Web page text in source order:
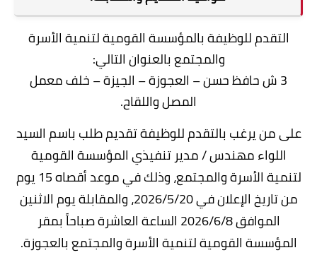
التقدم للوظيفة بالمؤسسة القومية لتنمية الأسرة
والمجتمع بالعنوان التالي:
3 ش حافظ حسن – العجوزة – الجيزة – خلف معمل
المصل واللقاح.
على من يرغب بالتقدم للوظيفة تقديم طلب باسم السيد
اللواء مهندس / مدير تنفيذي المؤسسة القومية
لتنمية الأسرة والمجتمع، وذلك في موعد أقصاه 15 يوم
من تاريخ الإعلان في 2026/5/20، والمقابلة يوم الاثنين
الموافق 2026/6/8 الساعة العاشرة صباحاً بمقر
المؤسسة القومية لتنمية الأسرة والمجتمع بالعجوزة.